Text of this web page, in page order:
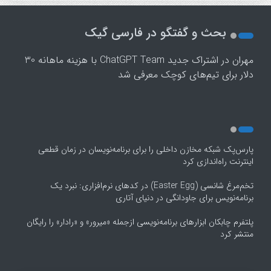
1
بحث و گفتگو در فارسی گیک
مهران در
اشتراک جدید ChatGPT Team با هزینه ماهانه 30
دلار برای تیم‌های کوچک معرفی شد
پارس‌پک شبکه مخازن داخلی را برای برنامه‌نویسان در زمان قطعی
اینترنت راه‌اندازی کرد
تخم‌مرغ شانسی (Easter Egg) در کدهای نرم‌افزاری: نبرد یک
برنامه‌نویس برای جاودانگی در دنیای آتاری
پلتفرم چابکان ابزارهای برنامه‌نویسی ازجمله «میرور» و «رادار» را رایگان
منتشر کرد